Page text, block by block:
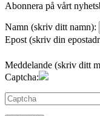
Abonnera på vårt
Namn (skriv ditt namn):
Epost (skriv din
Meddelande (skriv ditt
Captcha: